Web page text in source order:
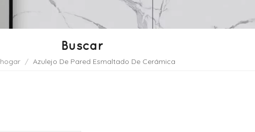
Buscar
hogar / Azulejo De Pared Esmaltado De Cerámica